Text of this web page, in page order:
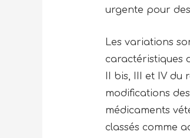
urgente pour
Les variations
caractéristiques
II bis, III et IV du
modifications
médicaments
classés comme